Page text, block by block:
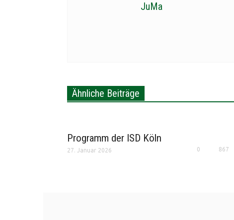
JuMa
Ähnliche Beiträge
Programm der ISD Köln
27. Januar 2026 0 867